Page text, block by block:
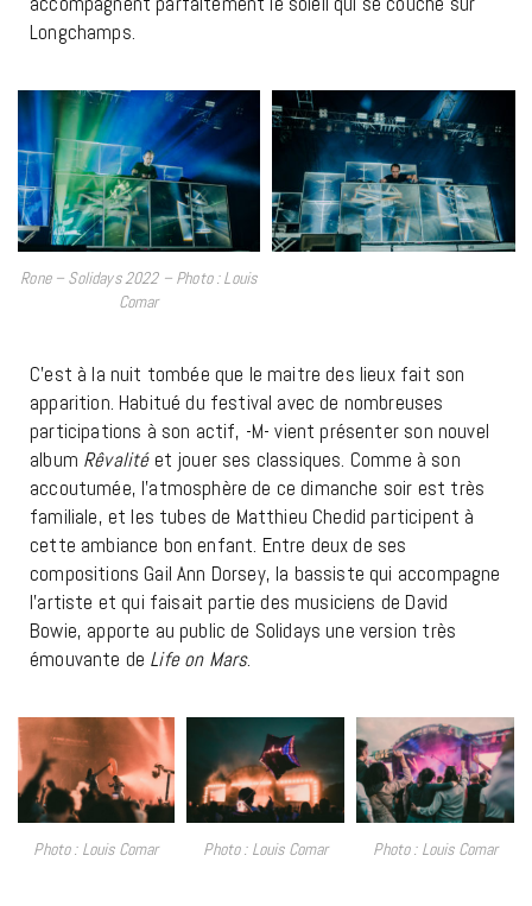
Longchamps.
Rone – Solidays 2022 – Photo : Louis
Comar
C’est à la nuit tombée que le maitre des lieux fait son
apparition. Habitué du festival avec de nombreuses
participations à son actif, -M- vient présenter son nouvel
album Rêvalitéet jouer ses classiques. Comme à son
accoutumée, l’atmosphère de ce dimanche soir est très
familiale, et les tubes de Matthieu Chedid participent à
cette ambiance bon enfant. Entre deux de ses
compositions Gail Ann Dorsey, la bassiste qui accompagne
l’artiste et qui faisait partie des musiciens de David
Bowie, apporte au public de Solidays une version très
émouvante de Life on Mars.
Photo : Louis Comar Photo : Louis Comar Photo : Louis Comar